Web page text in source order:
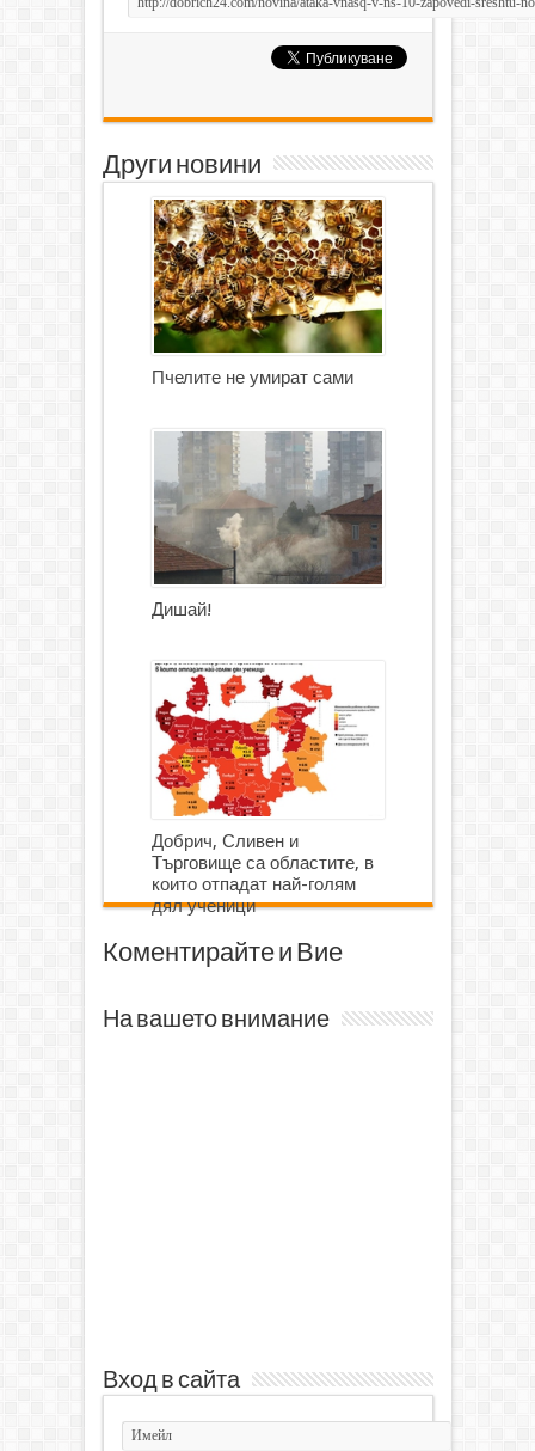
Други новини
Пчелите не умират сами
Дишай!
Добрич, Сливен и
Търговище са областите, в
които отпадат най-голям
дял ученици
Коментирайте и Вие
На вашето внимание
Вход в сайта